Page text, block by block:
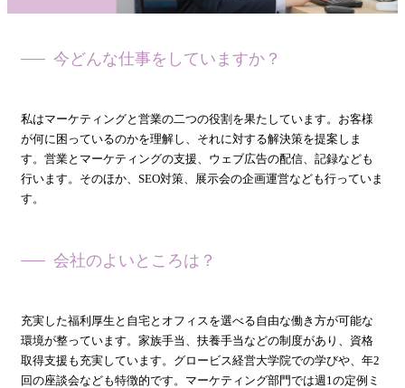
―― 今どんな仕事をしていますか？
私はマーケティングと営業の二つの役割を果たしています。お客様
が何に困っているのかを理解し、それに対する解決策を提案しま
す。営業とマーケティングの支援、ウェブ広告の配信、記録なども
行います。そのほか、SEO対策、展示会の企画運営なども行っていま
す。
―― 会社のよいところは？
充実した福利厚生と自宅とオフィスを選べる自由な働き方が可能な
環境が整っています。家族手当、扶養手当などの制度があり、資格
取得支援も充実しています。グロービス経営大学院での学びや、年2
回の座談会なども特徴的です。マーケティング部門では週1の定例ミ